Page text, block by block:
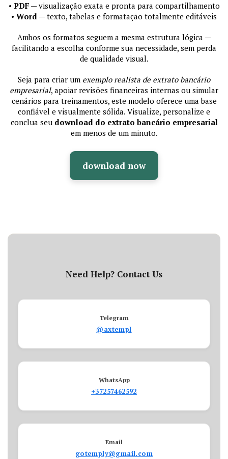
• PDF— visualização exata e pronta para compartilhamento
• Word — texto, tabelas e formatação totalmente editáveis
Ambos os formatos seguem a mesma estrutura lógica —
facilitando a escolha conforme sua necessidade, sem perda
de qualidade visual.
Seja para criar um exemplo realista de extrato bancário
empresarial, apoiar revisões financeiras internas ou simular
cenários para treinamentos, este modelo oferece uma base
confiável e visualmente sólida. Visualize, personalize e
conclua seu download do extrato bancário empresarial
em menos de um minuto.
download now
Need Help? Contact Us
Telegram
@axtempl
WhatsApp
+37257462592
Email
gotemply@gmail.com